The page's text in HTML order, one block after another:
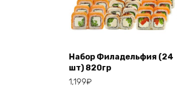
Набор Филадельфия (24
шт) 820гр
1,199₽